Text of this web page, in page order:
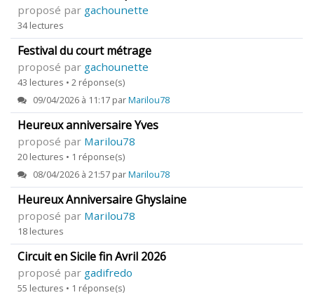
proposé par gachounette
34 lectures
Festival du court métrage
proposé par gachounette
43 lectures • 2 réponse(s)
09/04/2026 à 11:17 parMarilou78
Heureux anniversaire Yves
proposé par Marilou78
20 lectures • 1 réponse(s)
08/04/2026 à 21:57 parMarilou78
Heureux Anniversaire Ghyslaine
proposé par Marilou78
18 lectures
Circuit en Sicile fin Avril 2026
proposé par gadifredo
55 lectures • 1 réponse(s)